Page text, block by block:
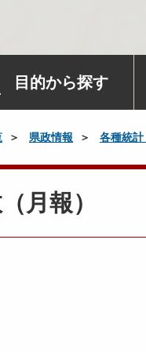
目的から探す
県政情報 各種統
月報）